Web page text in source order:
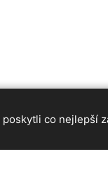
co nejlepší